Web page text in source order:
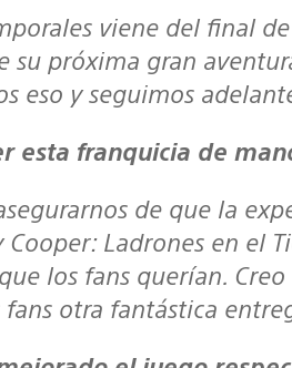
viene del final de
su próxima gran
eso y seguimos
esta franquicia de
Ladrones en el
los fans querían.
otra fantástica